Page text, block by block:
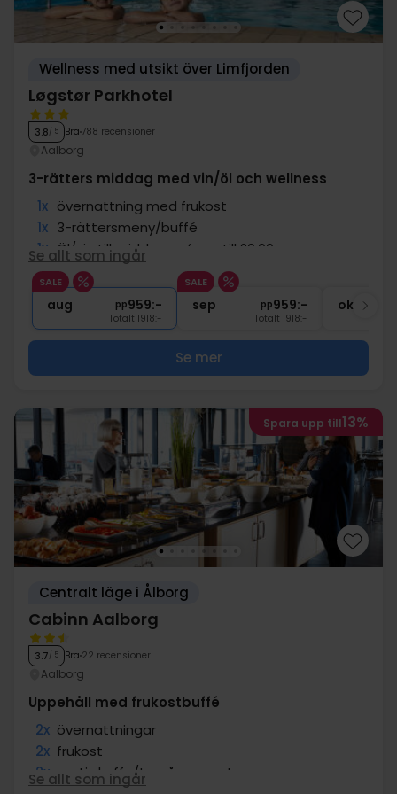
Wellness med utsikt över Limfjorden
Løgstør Parkhotel
3.8/ 5 Bra 788 recensioner
Aalborg
3-rätters middag med vin/öl och wellness
1x övernattning med frukost
1x 3-rättersmeny/buffé
1x Öl/vin till middagen fram till 20.00
∞ Gratis tillgång till pool och wellness
∞ Gratis internet och parkering
Se allt som ingår
SALE
aug pp959:-
Totalt 1918:-
SALE
sep pp959:-
Totalt 1918:-
okt
Se mer
Spara upp till13%
Centralt läge i Ålborg
Cabinn Aalborg
3.7/ 5 Bra 22 recensioner
Aalborg
Uppehåll med frukostbuffé
2x övernattningar
2x frukost
2x gratis kaffe/te på rummet
Se allt som ingår